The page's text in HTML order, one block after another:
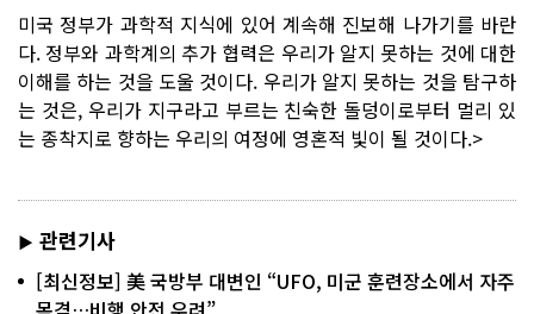
미국 정부가 과학적 지식에 있어 계속해 진보해 나가기를 바란
다. 정부와 과학계의 추가 협력은 우리가 알지 못하는 것에 대한
이해를 하는 것을 도울 것이다. 우리가 알지 못하는 것을 탐구하
는 것은, 우리가 지구라고 부르는 친숙한 돌덩이로부터 멀리 있
는 종착지로 향하는 우리의 여정에 영혼적 빛이 될 것이다.>
▶ 관련기사
[최신정보] 美 국방부 대변인 “UFO, 미군 훈련장소에서 자주